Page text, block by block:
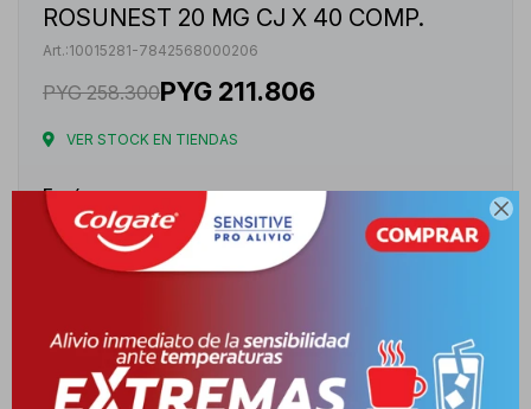

ROSUNEST 20 MG CJ X 40 COMP.
10015281-7842568000206
PYG 258.300PYG 211.806
VER STOCK EN TIENDAS
Envíos
Cambios y Devoluciones